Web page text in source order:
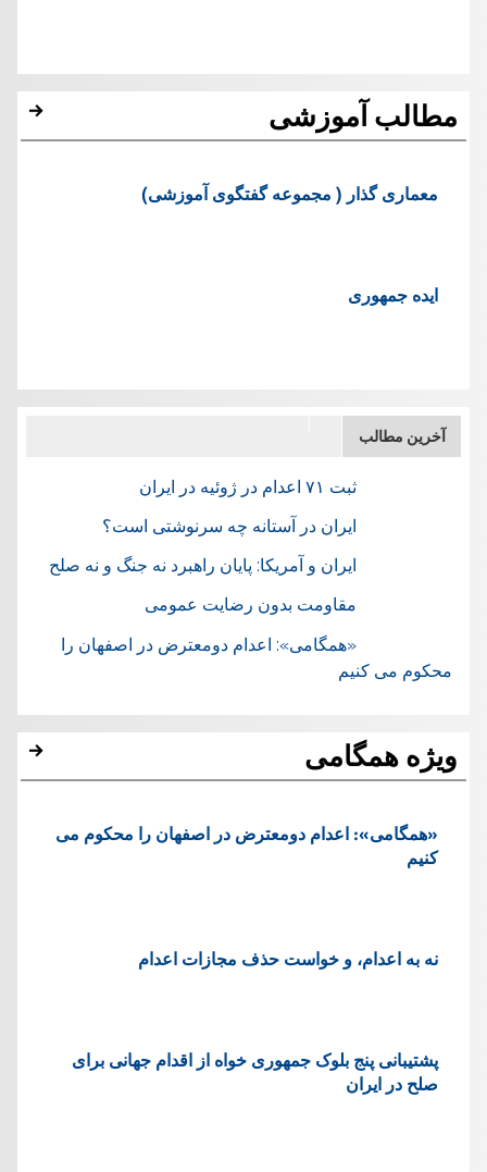
مطالب آموزشی
معماری گذار ( مجموعه گفتگوی آموزشی)
ایده جمهوری
آخرین مطالب
ثبت ۷۱ اعدام در ژوئيه در ایران
ایران در آستانه چه سرنوشتی است؟
ایران و آمریکا: پایان راهبرد نه جنگ و نه صلح
مقاومت بدون رضایت عمومی
«همگامی»: اعدام دومعترض در اصفهان را
محکوم می کنیم
ویژه همگامی
«همگامی»: اعدام دومعترض در اصفهان را محکوم می
کنیم
نه به اعدام، و خواست حذف مجازات اعدام
پشتيبانی پنج بلوک جمهوری خواه از اقدام جهانی برای
صلح در ایران